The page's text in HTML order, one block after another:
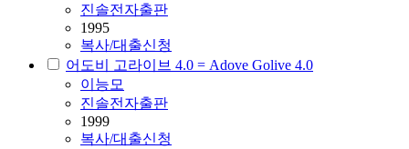
진솔전자출판
1995
복사/대출신청
어도비 고라이브 4.0 = Adove Golive 4.0
이능모
진솔전자출판
1999
복사/대출신청